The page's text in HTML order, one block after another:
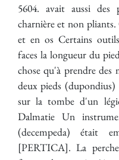
5604. avait aussi des
charnière et non
et en os Certains
faces la longueur du
chose qu'à prendre
deux pieds (dupondius)
sur la tombe d'un
Dalmatie Un
(decempeda) était
[PERTICA]. La